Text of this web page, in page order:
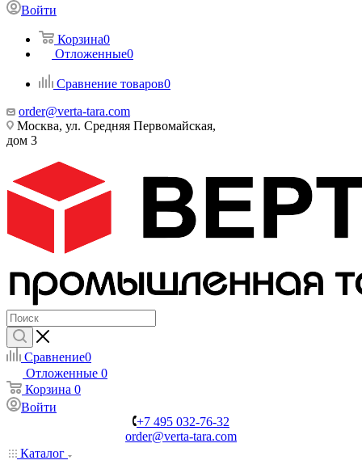
Войти
Корзина0
Отложенные0
Сравнение товаров0
order@verta-tara.com
Москва, ул. Средняя Первомайская,
дом 3
Сравнение0
Отложенные 0
Корзина 0
Войти
+7 495 032-76-32
order@verta-tara.com
Каталог